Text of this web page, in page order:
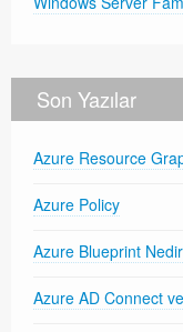
Son Yazılar
Azure Resource
Azure Policy
Azure Blueprint Nedir
Azure AD Connect